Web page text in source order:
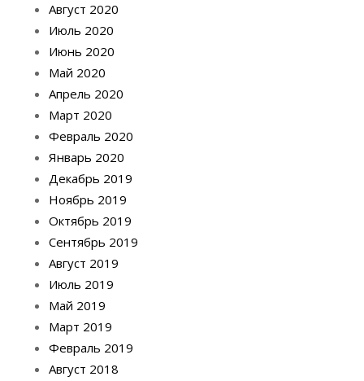
Август 2020
Июль 2020
Июнь 2020
Май 2020
Апрель 2020
Март 2020
Февраль 2020
Январь 2020
Декабрь 2019
Ноябрь 2019
Октябрь 2019
Сентябрь 2019
Август 2019
Июль 2019
Май 2019
Март 2019
Февраль 2019
Август 2018